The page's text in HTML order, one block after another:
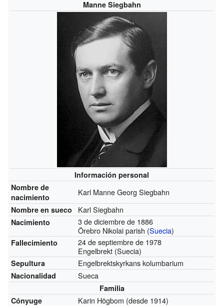
Manne Siegbahn
Información personal
Nombre de
nacimiento
Karl Manne Georg Siegbahn
Nombre en sueco Karl Siegbahn
Nacimiento
3 de diciembre de 1886
Örebro Nikolai parish (Suecia)
Fallecimiento
24 de septiembre de 1978
Engelbrekt (Suecia)
Sepultura Engelbrektskyrkans kolumbarium
Nacionalidad Sueca
Familia
Cónyuge
Karin Högbom (desde 1914)